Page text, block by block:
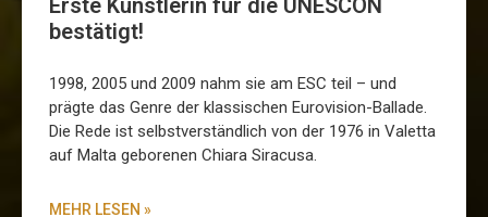
Erste Künstlerin für die UNESCON
bestätigt!
1998, 2005 und 2009 nahm sie am ESC teil – und
prägte das Genre der klassischen Eurovision-Ballade.
Die Rede ist selbstverständlich von der 1976 in Valetta
auf Malta geborenen Chiara Siracusa.
MEHR LESEN »